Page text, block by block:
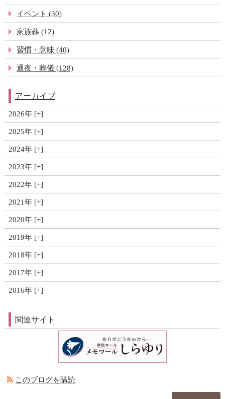
イベント (30)
家族葬 (12)
習慣・意味 (40)
通夜・葬儀 (128)
アーカイブ
2026年
2025年
2024年
2023年
2022年
2021年
2020年
2019年
2018年
2017年
2016年
関連サイト
このブログを購読